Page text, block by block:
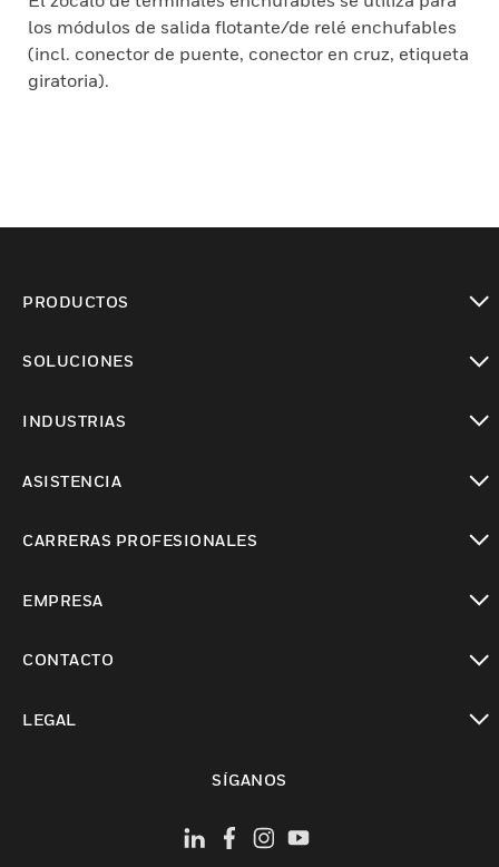
los módulos de salida flotante/de relé enchufables
(incl. conector de puente, conector en cruz, etiqueta
giratoria).
PRODUCTOS
SOLUCIONES
INDUSTRIAS
ASISTENCIA
CARRERAS PROFESIONALES
EMPRESA
CONTACTO
LEGAL
SÍGANOS